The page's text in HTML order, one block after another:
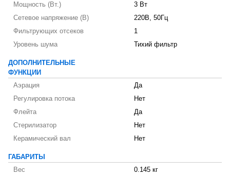
Мощность (Вт.)
3 Вт
Сетевое напряжение (В)
220В, 50Гц
Фильтрующих отсеков
1
Уровень шума
Тихий фильтр
ДОПОЛНИТЕЛЬНЫЕ
ФУНКЦИИ
Аэрация
Да
Регулировка потока
Нет
Флейта
Да
Стерилизатор
Нет
Керамический вал
Нет
ГАБАРИТЫ
Вес
0.145 кг